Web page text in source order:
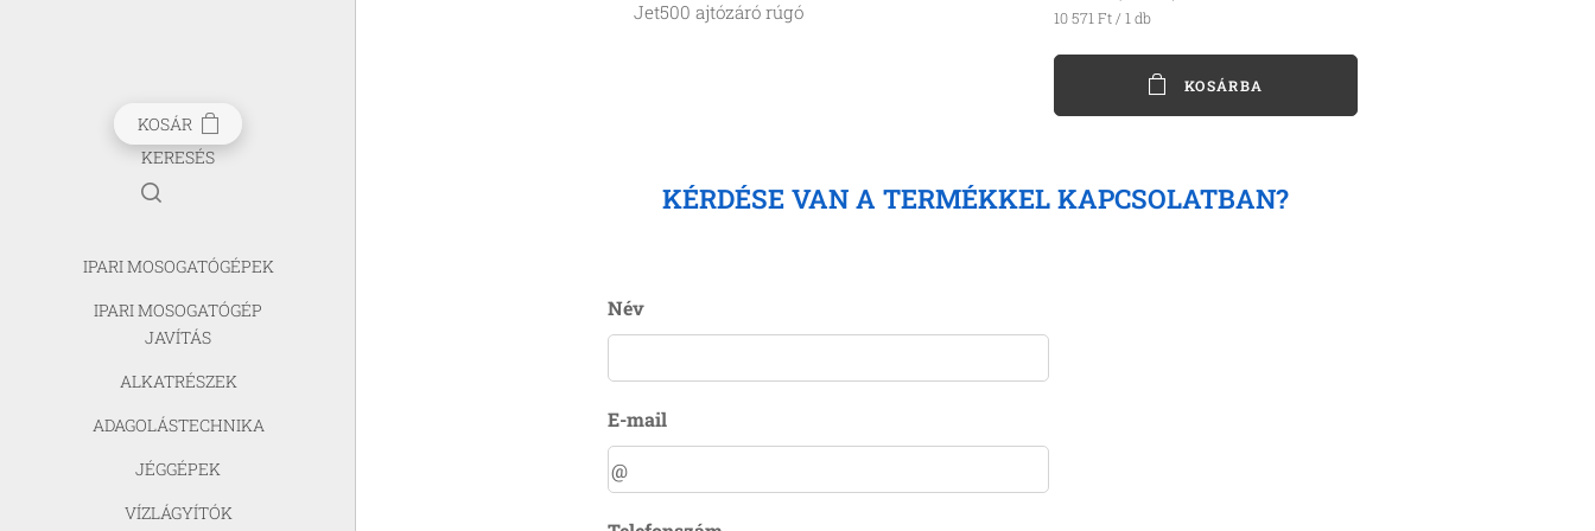
KOSÁR
KERESÉS
IPARI MOSOGATÓGÉPEK
IPARI MOSOGATÓGÉP
JAVÍTÁS
ALKATRÉSZEK
ADAGOLÁSTECHNIKA
JÉGGÉPEK
VÍZLÁGYÍTÓK
Jet500 ajtózáró rúgó
10 571 Ft / 1 db
KOSÁRBA
KÉRDÉSE VAN A TERMÉKKEL KAPCSOLATBAN?
Név
E-mail